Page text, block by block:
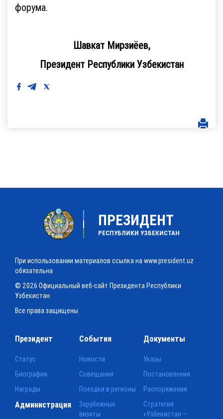
форума.
Шавкат Мирзиёев,
Президент Республики Узбекистан
ПРЕЗИДЕНТ
РЕСПУБЛИКИ УЗБЕКИСТАН
При использовании материалов ссылка на www.president.uz
обязательна
© 2026 Официальный веб-сайт Президента Республики
Узбекистан
Все права защищены
Президент
Статус
Биография
Награды
События
Новости
Совещания
Поездки в регионы
Зарубежные
визиты
Документы
Указы
Постановления
Распоряжения
Стратегия
«Узбекистан —
Администрация